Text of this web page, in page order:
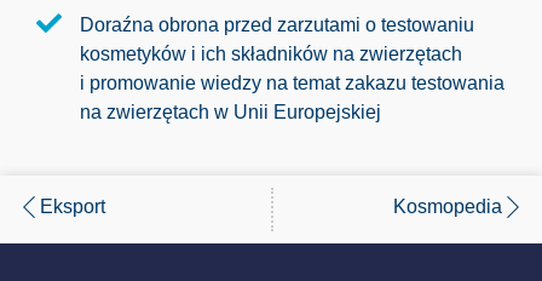
Doraźna obrona przed zarzutami o testowaniu
kosmetyków i ich składników na zwierzętach
i promowanie wiedzy na temat zakazu testowania
na zwierzętach w Unii Europejskiej
Eksport Kosmopedia